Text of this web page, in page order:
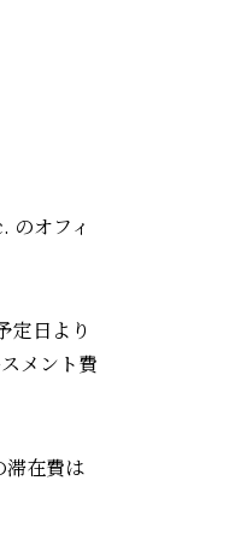
のオフィ
定⽇より
メント費
在費は